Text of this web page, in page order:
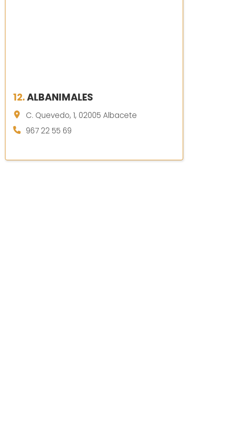
12.ALBANIMALES
C. Quevedo, 1, 02005 Albacete
967 22 55 69